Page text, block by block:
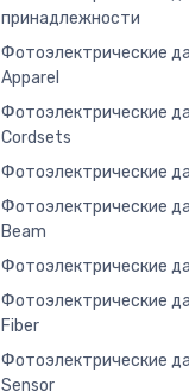
принадлежности
Фотоэлектрические
Apparel
Фотоэлектрические
Cordsets
Фотоэлектрические
Фотоэлектрические
Beam
Фотоэлектрические
Фотоэлектрические
Fiber
Фотоэлектрические
Sensor